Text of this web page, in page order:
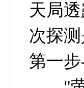
天局
次探
第一步